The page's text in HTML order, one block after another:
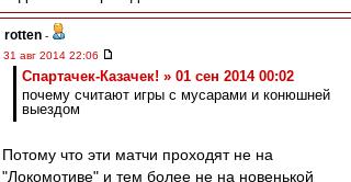
rotten -
31 авг 2014 22:06
Спартачек-Казачек! » 01 сен 2014 00:02
почему считают игры с мусарами и конюшней
выездом
Потому что эти матчи проходят не на
"Локомотиве" и тем более не на новенькой